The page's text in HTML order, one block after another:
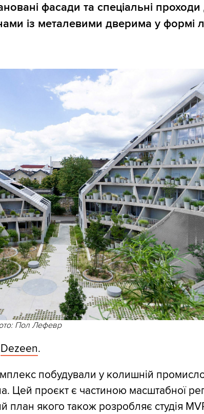
фасади та спеціальні
із металевими дверима у формі
Пол Лефевр
Dezeen.
побудували у колишній
Цей проєкт є частиною масштабної
план якого також розробляє студія